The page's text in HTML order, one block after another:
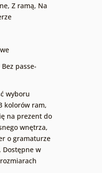
, Z ramą, Na
Bez passe-
wyboru
kolorów ram,
na prezent do
wnętrza,
o gramaturze
, Dostępne w